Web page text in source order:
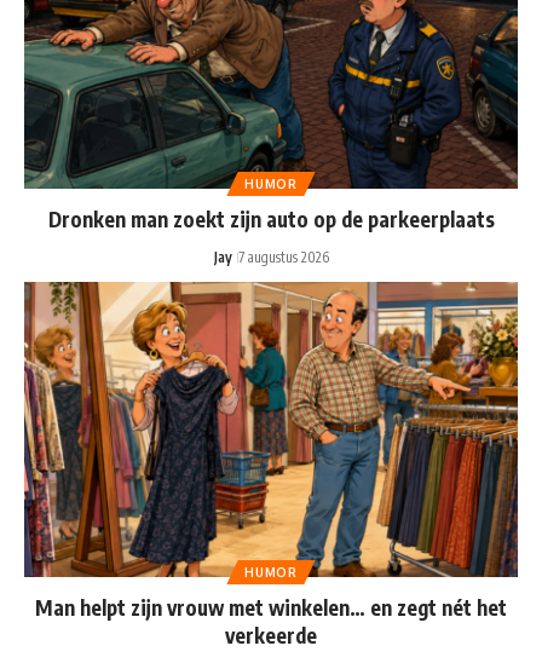
HUMOR
Dronken man zoekt zijn auto op de parkeerplaats
Jay 7 augustus 2026
HUMOR
Man helpt zijn vrouw met winkelen… en zegt nét het
verkeerde